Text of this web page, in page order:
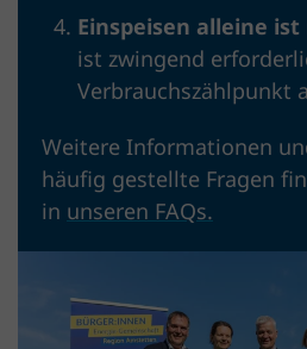
Einspeisen alleine
ist zwingend
Verbrauchszählpunkt
Weitere Informationen
häufig gestellte Fragen
in unseren FAQs.